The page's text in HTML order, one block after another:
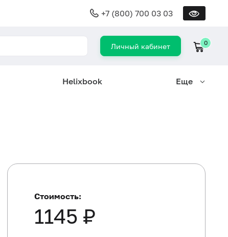
+7 (800) 700 03 03
Личный кабинет 0
Helixbook Еще
Стоимость:
1145 ₽